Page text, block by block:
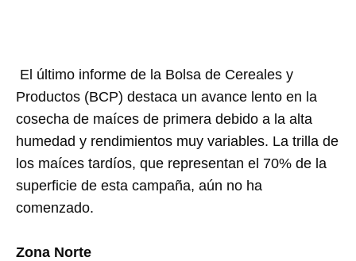
El último informe de la Bolsa de Cereales y
Productos (BCP) destaca un avance lento en la
cosecha de maíces de primera debido a la alta
humedad y rendimientos muy variables. La trilla de
los maíces tardíos, que representan el 70% de la
superficie de esta campaña, aún no ha
comenzado.
Zona Norte